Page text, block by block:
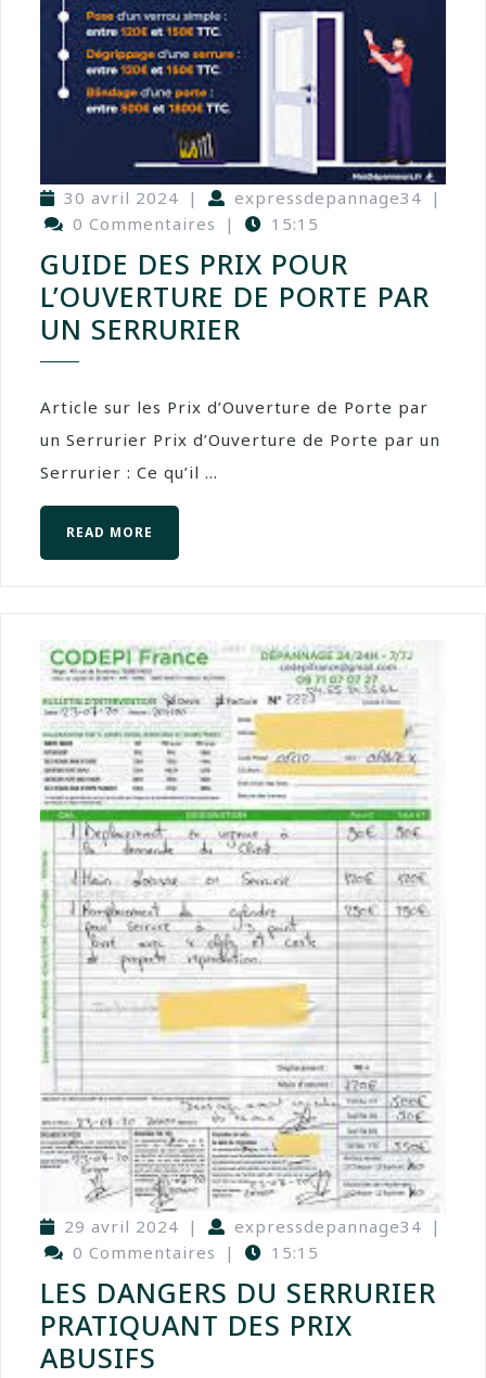
30 avril 2024 | expressdepannage34 |
0 Commentaires
| 15:15
GUIDE DES PRIX POUR
L’OUVERTURE DE PORTE PAR
UN SERRURIER
Article sur les Prix d’Ouverture de Porte par
un Serrurier Prix d’Ouverture de Porte par un
Serrurier : Ce qu’il ...
READ MORE
29 avril 2024 | expressdepannage34 |
0 Commentaires
| 15:15
LES DANGERS DU SERRURIER
PRATIQUANT DES PRIX
ABUSIFS